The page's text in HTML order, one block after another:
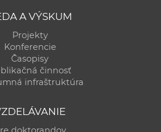
A VÝSKUM
Projekty
Konferencie
Časopisy
činnosť
infraštruktúra